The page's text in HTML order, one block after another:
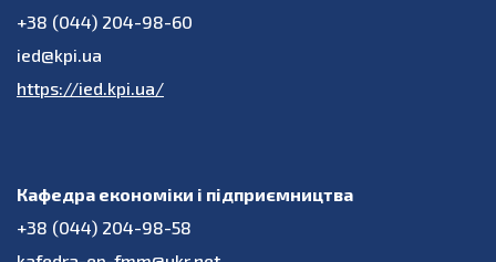
+38 (044) 204-98-60
ied@kpi.ua
https://ied.kpi.ua/
Кафедра економіки і підприємництва
+38 (044) 204-98-58